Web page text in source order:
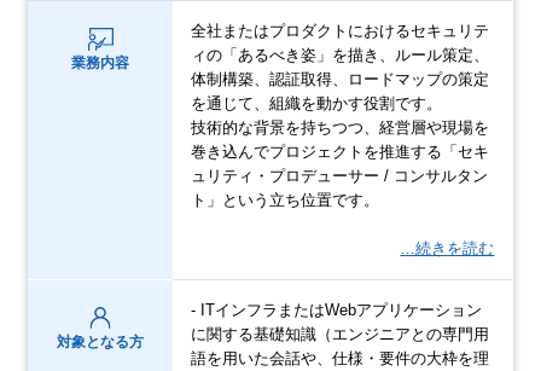
業務内容
全社またはプロダクトにおけるセキュリテ
ィの「あるべき姿」を描き、ルール策定、
体制構築、認証取得、ロードマップの策定
を通じて、組織を動かす役割です。
技術的な背景を持ちつつ、経営層や現場を
巻き込んでプロジェクトを推進する「セキ
ュリティ・プロデューサー / コンサルタン
ト」という立ち位置です。
…続きを読む
対象となる方
- ITインフラまたはWebアプリケーション
に関する基礎知識（エンジニアとの専門用
語を用いた会話や、仕様・要件の大枠を理